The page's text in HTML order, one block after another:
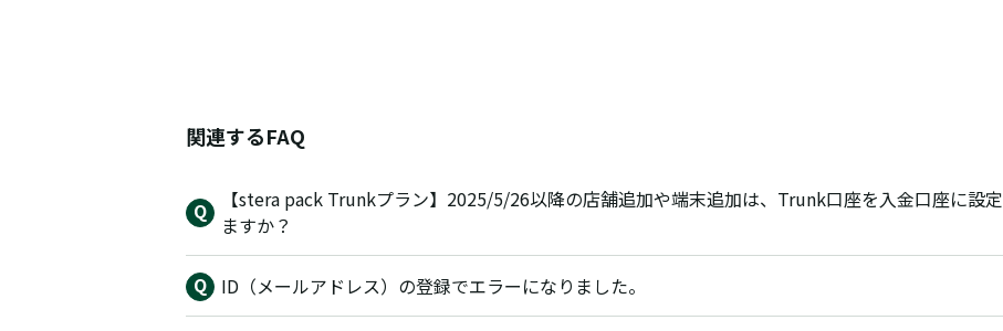
関連するFAQ
【stera pack Trunkプラン】2025/5/26以降の店舗追加や端末追加は、Trunk口座を入金口座に設
ますか？
ID（メールアドレス）の登録でエラーになりました。